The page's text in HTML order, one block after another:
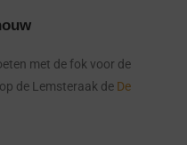
met de fok voor de
de Lemsteraak de De